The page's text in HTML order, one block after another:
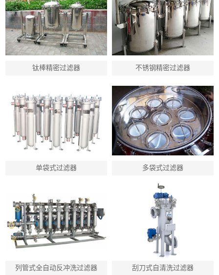
钛棒精密过滤器 不锈钢精密过滤器
单袋式过滤器 多袋式过滤器
列管式全自动反冲洗过滤器 刮刀式自清洗过滤器